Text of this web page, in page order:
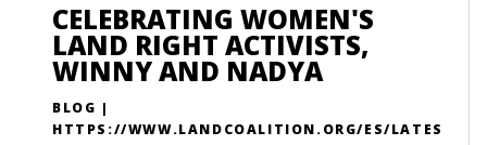
CELEBRATING WOMEN'S
LAND RIGHT ACTIVISTS,
WINNY AND NADYA
BLOG |
HTTPS://WWW.LANDCOALITION.ORG/ES/LATES